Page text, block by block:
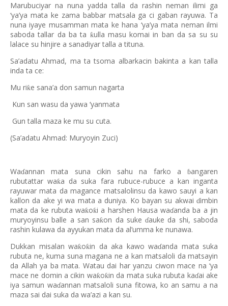
Marubuciyar na nuna yadda talla da rashin neman ilimi ga
‘ya’ya mata ke zama babbar matsala ga ci gaban rayuwa. Ta
nuna iyaye musamman mata ke hana ‘ya’ya mata neman ilmi
saboda tallar da ba ta ƙulla masu komai in ban da sa su su
lalace su hinjire a sanadiyar talla a tituna.
Sa’adatu Ahmad, ma ta tsoma albarkacin bakinta a kan talla
inda ta ce:
Mu riƙe sana’a don samun nagarta
Kun san wasu da yawa ‘yanmata
Gun talla maza ke mu su cuta.
(Sa’adatu Ahmad: Muryoyin Zuci)
Waɗannan mata suna cikin sahu na farko a ɓangaren
rubutattar waƙa da suka fara rubuce-rubuce a kan inganta
rayuwar mata da magance matsalolinsu da kawo sauyi a kan
kallon da ake yi wa mata a duniya. Ko bayan su akwai ɗimbin
mata da ke rubuta waƙoƙi a harshen Hausa waɗanda ba a jin
muryoyinsu balle a san saƙon da sukeɗauke da shi, saboda
rashin kulawa da ayyukan mata da al’umma ke nunawa.
Dukkan misalan waƙoƙin da aka kawo waɗanda mata suka
rubuta ne, kuma suna magana ne a kan matsaloli da matsayin
da Allah ya ba mata. Watau dai har yanzu ciwon mace na ‘ya
mace ne domin a cikin waƙoƙin da mata suka rubuta kaɗai ake
iya samun waɗannan matsaloli suna fitowa, ko an samu a na
maza sai dai suka da wa’azi a kan su.